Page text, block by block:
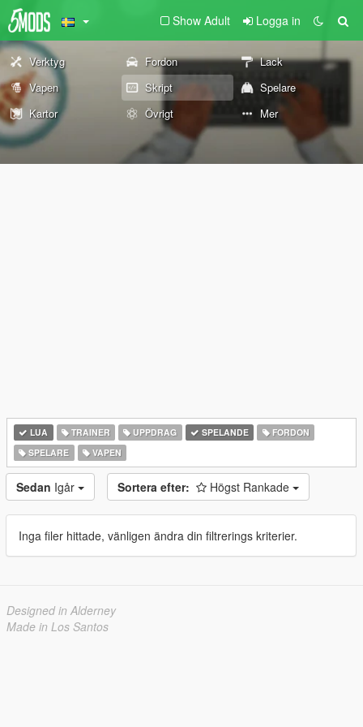
Show Adult Logga in
Verktyg Fordon
Lack
Vapen
Skript
Spelare
Kartor
Övrigt Mer
LUA TRAINER UPPDRAG SPELANDE
FORDON
SPELARE
VAPEN
Sedan Igår Sortera efter: Högst Rankade
Inga filer hittade, vänligen ändra din filtrerings kriterier.
Designed in Alderney
Made in Los Santos